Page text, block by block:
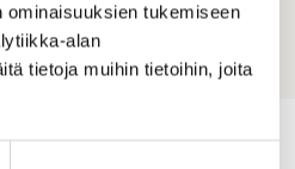
tukemiseen
alan
tietoja muihin tietoihin, joita